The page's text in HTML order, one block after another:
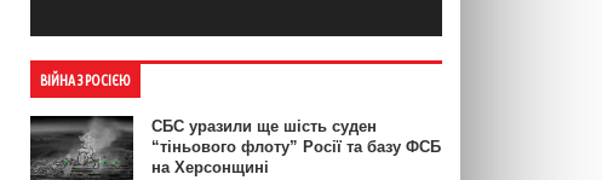
ВІЙНА З РОСІЄЮ
СБС уразили ще шість суден
“тіньового флоту” Росії та базу ФСБ
на Херсонщині